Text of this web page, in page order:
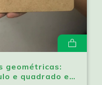
geométricas:
e quadrado em